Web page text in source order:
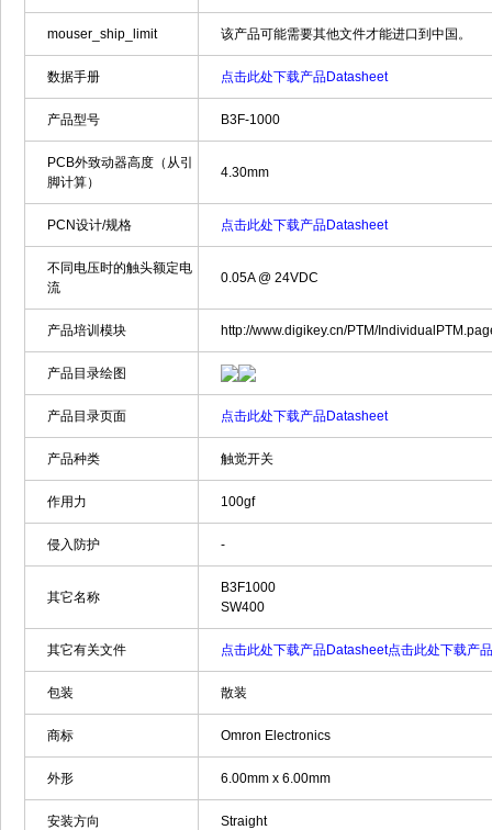
mouser_ship_limit 该产品可能需要其他文件才能进口到中国。
数据手册 点击此处下载产品Datasheet
产品型号 B3F-1000
PCB外致动器高度（从引
脚计算）
4.30mm
PCN设计/规格 点击此处下载产品Datasheet
不同电压时的触头额定电
流
0.05A @ 24VDC
产品培训模块 http://www.digikey.cn/PTM/
产品目录绘图
产品目录页面 点击此处下载产品Datasheet
产品种类 触觉开关
作用力 100gf
侵入防护 -
其它名称
B3F1000
SW400
其它有关文件 点击此处下载产品Datasheet点击此处下载产
包装 散装
商标 Omron Electronics
外形 6.00mm x 6.00mm
安装方向 Straight